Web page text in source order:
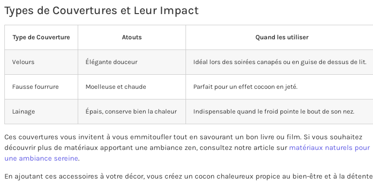
Types de Couvertures et Leur Impact
Type de Couverture Atouts Quand les utiliser
Velours Élégante douceur Idéal lors des soirées canapés ou en guise de dessus de lit.
Fausse fourrure Moelleuse et chaude Parfait pour un effet cocoon en jeté.
Lainage Épais, conserve bien la chaleur Indispensable quand le froid pointe le bout de son nez.
Ces couvertures vous invitent à vous emmitoufler tout en savourant un bon livre ou film. Si vous souhaitez
découvrir plus de matériaux apportant une ambiance zen, consultez notre article sur matériaux naturels pour
une ambiance sereine.
En ajoutant ces accessoires à votre décor, vous créez un cocon chaleureux propice au bien-être et à la détente